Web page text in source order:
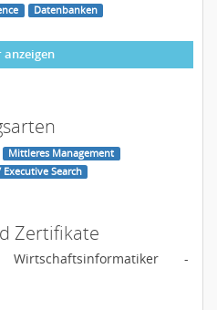
Datenbanken
anzeigen
Mittleres Management
Search
Zertifikate
-